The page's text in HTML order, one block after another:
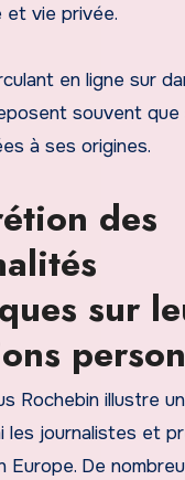
et vie privée.
en ligne sur
souvent que
à ses origines.
des
sur
Rochebin illustre
les journalistes et
Europe. De